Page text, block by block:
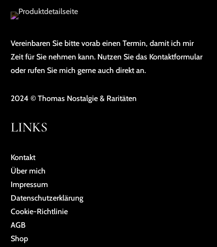
Vereinbaren Sie bitte vorab einen Termin, damit ich mir
Zeit für Sie nehmen kann. Nutzen Sie das Kontaktformular
oder rufen Sie mich gerne auch direkt an.
2024 © Thomas Nostalgie & Raritäten
LINKS
Kontakt
Über mich
Impressum
Da­ten­schutz­er­klä­rung
Cookie-Richtlinie
AGB
Shop